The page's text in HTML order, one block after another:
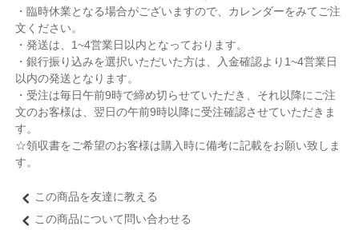
・臨時休業となる場合がございますので、カレンダーをみてご注
文ください。
・発送は、1~4営業日以内となっております。
・銀行振り込みを選択いただいた方は、入金確認より1~4営業日
以内の発送となります。
・受注は毎日午前9時で締め切らせていただき、それ以降にご注
文のお客様は、翌日の午前9時以降に受注確認させていただきま
す。
☆領収書をご希望のお客様は購入時に備考に記載をお願い致しま
す。
この商品を友達に教える
この商品について問い合わせる